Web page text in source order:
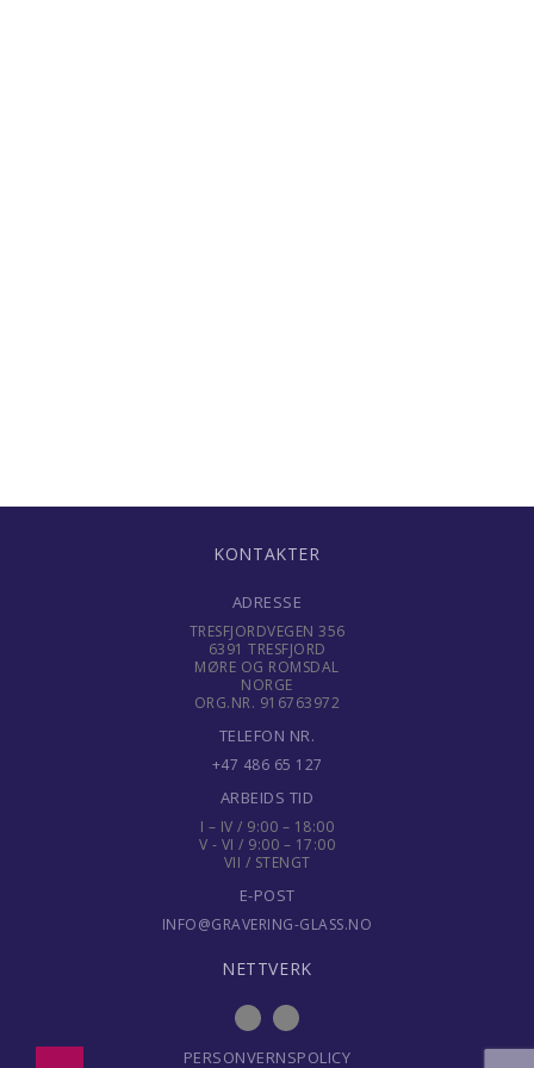
Gave til 70 åring
KONTAKTER
ADRESSE
TRESFJORDVEGEN 356
6391 TRESFJORD
MØRE OG ROMSDAL
NORGE
ORG.NR. 916763972
TELEFON NR.
+47 486 65 127
ARBEIDS TID
I – IV / 9:00 – 18:00
V - VI / 9:00 – 17:00
VII / STENGT
E-POST
INFO@GRAVERING-GLASS.NO
NETTVERK
PERSONVERNSPOLICY